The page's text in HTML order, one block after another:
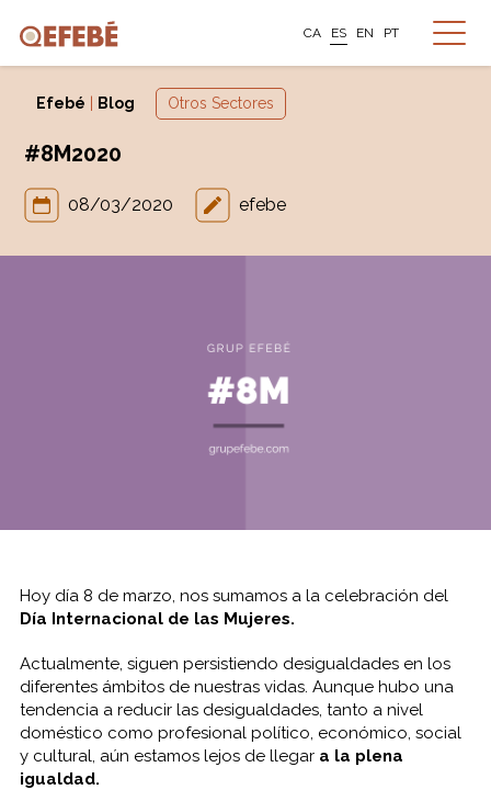
CA ES EN PT
Efebé Blog Otros Sectores
#8M2020
08/03/2020 efebe
Hoy día 8 de marzo, nos sumamos a la celebración del
Día Internacional de las Mujeres.
Actualmente, siguen persistiendo desigualdades en los
diferentes ámbitos de nuestras vidas. Aunque hubo una
tendencia a reducir las desigualdades, tanto a nivel
doméstico como profesional político, económico, social
y cultural, aún estamos lejos de llegara la plena
igualdad.